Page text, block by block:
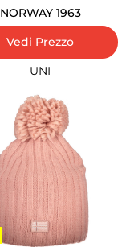
NORWAY 1963
Vedi Prezzo
UNI